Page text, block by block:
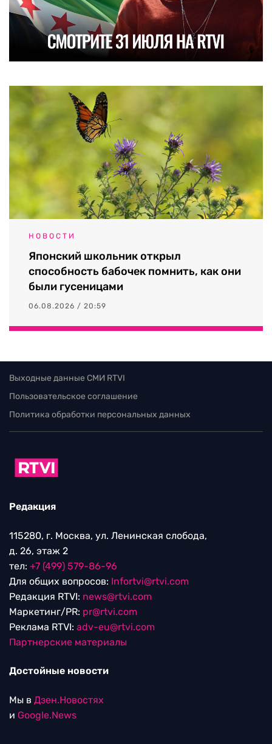
НОВОСТИ
Японский школьник открыл
способность бабочек помнить, как они
были гусеницами
06.08.2026 / 20:59
Выходные данные СМИ RTVI
Пользовательское соглашение
Политика обработки персональных данных
Редакция
115280, г. Москва, ул. Ленинская слобода,
д. 26, этаж 2
тел: +7 (499) 579-86-96
Для общих вопросов: Infortvi@rtvi.com
Редакция RTVI: news@rtvi.com
Маркетинг/PR: pr@rtvi.com
Реклама RTVI: adv-eu@rtvi.com
Партнерские материалы
Достойные новости
Мы в Дзен.Новостях
и Google.News